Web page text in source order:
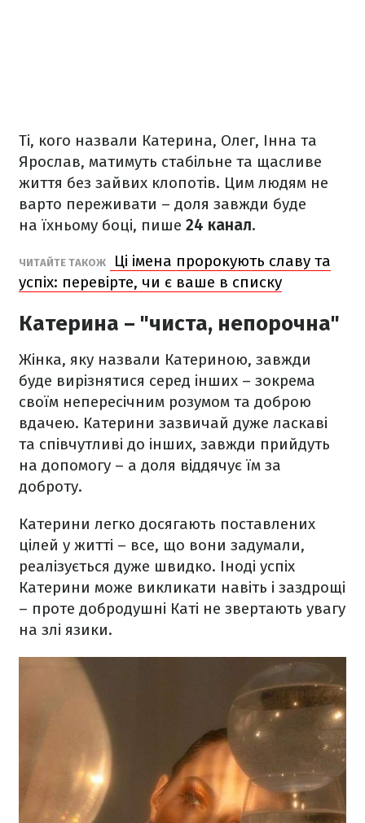
Ті, кого назвали Катерина, Олег, Інна та
Ярослав, матимуть стабільне та щасливе
життя без зайвих клопотів. Цим людям не
варто переживати – доля завжди буде
на їхньому боці, пише 24 канал.
ЧИТАЙТЕ ТАКОЖ
Ці імена пророкують славу та
успіх: перевірте, чи є ваше в списку
Катерина – "чиста, непорочна"
Жінка, яку назвали Катериною, завжди
буде вирізнятися серед інших – зокрема
своїм непересічним розумом та доброю
вдачею. Катерини зазвичай дуже ласкаві
та співчутливі до інших, завжди прийдуть
на допомогу – а доля віддячує їм за
доброту.
Катерини легко досягають поставлених
цілей у житті – все, що вони задумали,
реалізується дуже швидко. Іноді успіх
Катерини може викликати навіть і заздрощі
– проте добродушні Каті не звертають увагу
на злі язики.